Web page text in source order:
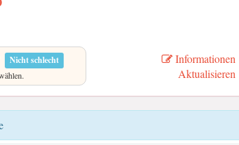
Nicht schlecht
Informationen
Aktualisieren